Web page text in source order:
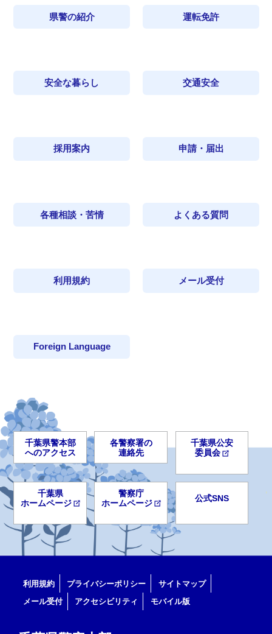
県警の紹介 運転免許
安全な暮らし 交通安全
採用案内 申請・届出
各種相談・苦情 よくある質問
利用規約 メール受付
Foreign Language
千葉県警本部
へのアクセス
各警察署の
連絡先
千葉県公安
委員会
千葉県
ホームページ
警察庁
ホームページ
公式SNS
利用規約 プライバシーポリシー
サイトマップ
メール受付
アクセシビリティ モバイル版